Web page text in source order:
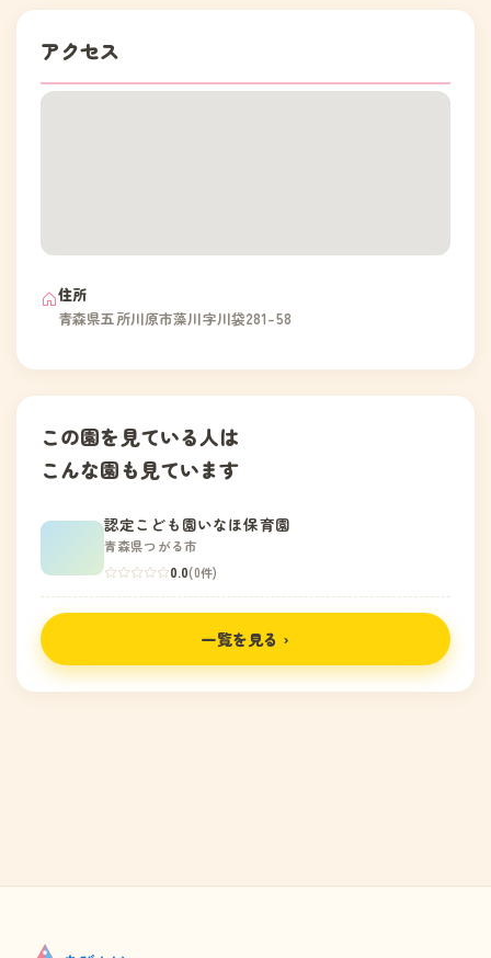
アクセス
住所
青森県五所川原市藻川字川袋281-58
この園を見ている人は
こんな園も見ています
認定こども園いなほ保育園
青森県つがる市
0.0(0件)
一覧を見る ›